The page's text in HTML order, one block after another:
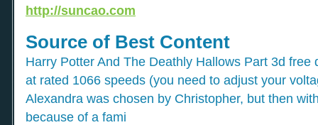
http://suncao.com
Source of Best Content
Harry Potter And The Deathly Hallows Part 3d free
at rated 1066 speeds (you need to adjust your
Alexandra was chosen by Christopher, but then
because of a fami